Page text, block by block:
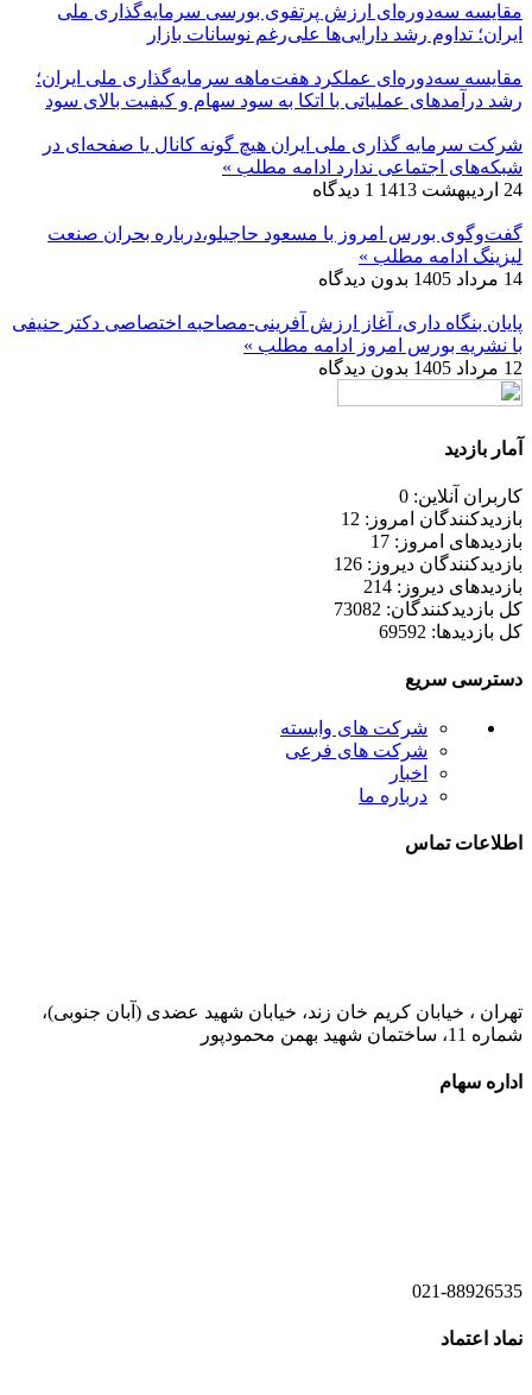
مقایسه سه‌دوره‌ای ارزش پرتفوی بورسی سرمایه‌گذاری ملی
ایران؛ تداوم رشد دارایی‌ها علی‌رغم نوسانات بازار
مقایسه سه‌دوره‌ای عملکرد هفت‌ماهه سرمایه‌گذاری ملی ایران؛
رشد درآمدهای عملیاتی با اتکا به سود سهام و کیفیت بالای سود
شرکت سرمایه گذاری ملی ایران هیچ گونه کانال یا صفحه‌ای در
شبکه‌های اجتماعی ندارد ادامه مطلب »
24 اردیبهشت 1413
1 دیدگاه
گفت‌وگوی بورس امروز با مسعود حاجیلو،درباره بحران صنعت
لیزینگ ادامه مطلب »
14 مرداد 1405
بدون دیدگاه
پایان بنگاه داری، آغاز ارزش آفرینی-مصاحبه اختصاصی دکتر حنیفی
با نشریه بورس امروز
ادامه مطلب »
12 مرداد 1405
بدون دیدگاه
آمار بازدید
کاربران آنلاین: 0
بازدیدکنندگان امروز: 12
بازدیدهای امروز: 17
بازدیدکنندگان دیروز: 126
بازدیدهای دیروز: 214
کل بازدیدکنند‌گان: 73082
کل بازدیدها: 69592
دسترسی سریع
شرکت های وابسته
شرکت های فرعی
اخبار
درباره ما
اطلاعات تماس
تهران ، خیابان کریم خان زند، خیابان شهید عضدی (آبان جنوبی)،
شماره 11، ساختمان شهید بهمن محمودپور
اداره سهام
021-88926535
نماد اعتماد